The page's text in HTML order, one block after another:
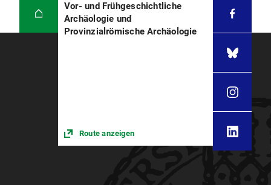
Vor- und Frühgeschichtliche
Archäologie und
Provinzialrömische Archäologie
Route anzeigen